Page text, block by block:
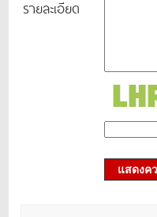
รายละเอียด
แสดงค